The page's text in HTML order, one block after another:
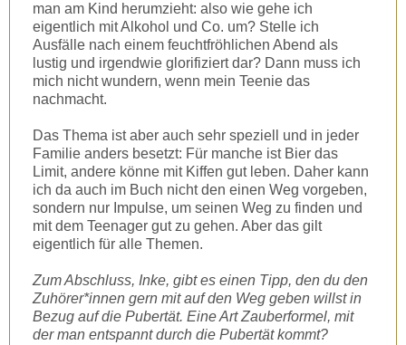
man am Kind herumzieht: also wie gehe ich
eigentlich mit Alkohol und Co. um? Stelle ich
Ausfälle nach einem feuchtfröhlichen Abend als
lustig und irgendwie glorifiziert dar? Dann muss ich
mich nicht wundern, wenn mein Teenie das
nachmacht.
Das Thema ist aber auch sehr speziell und in jeder
Familie anders besetzt: Für manche ist Bier das
Limit, andere könne mit Kiffen gut leben. Daher kann
ich da auch im Buch nicht den einen Weg vorgeben,
sondern nur Impulse, um seinen Weg zu finden und
mit dem Teenager gut zu gehen. Aber das gilt
eigentlich für alle Themen.
Zum Abschluss, Inke, gibt es einen Tipp, den du den
Zuhörer*innen gern mit auf den Weg geben willst in
Bezug auf die Pubertät. Eine Art Zauberformel, mit
der man entspannt durch die Pubertät kommt?